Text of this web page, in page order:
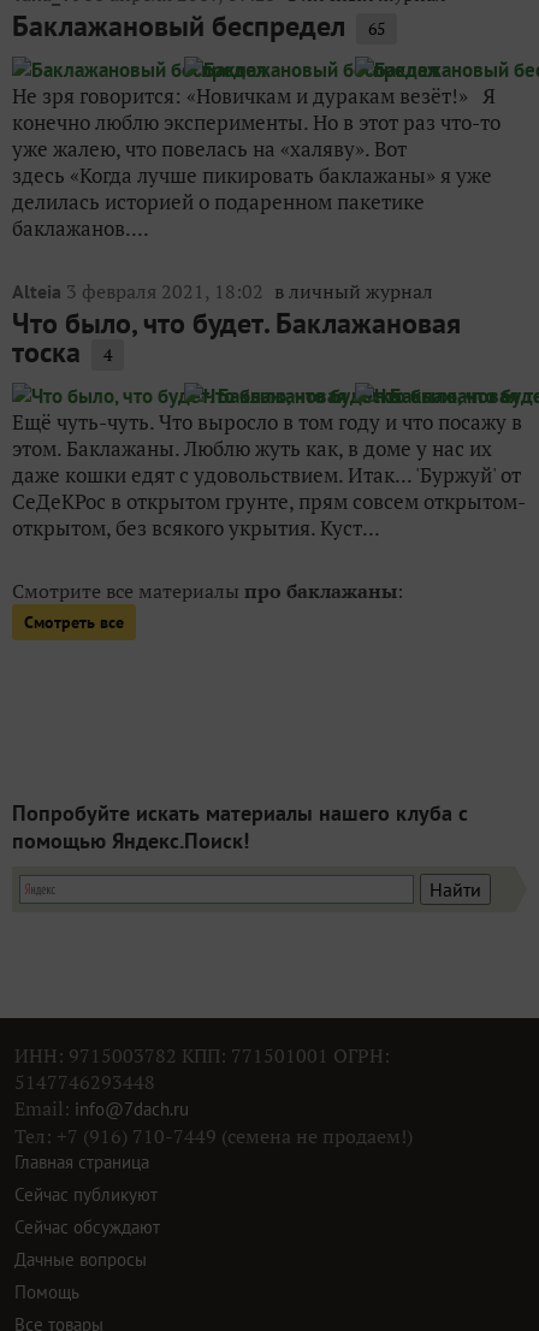
Баклажановый беспредел 65
Не зря говорится: «Новичкам и дуракам везёт!» Я
конечно люблю эксперименты. Но в этот раз что-то
уже жалею, что повелась на «халяву». Вот
здесь «Когда лучше пикировать баклажаны» я уже
делилась историей о подаренном пакетике
баклажанов....
Alteia 3 февраля 2021, 18:02 в личный журнал
Что было, что будет. Баклажановая
тоска 4
Ещё чуть-чуть. Что выросло в том году и что посажу в
этом. Баклажаны. Люблю жуть как, в доме у нас их
даже кошки едят с удовольствием. Итак... 'Буржуй' от
СеДеКРос в открытом грунте, прям совсем открытом-
открытом, без всякого укрытия. Куст...
Смотрите все материалы про баклажаны:
Смотреть все
Попробуйте искать материалы нашего клуба с
помощью Яндекс.Поиск!
ИНН: 9715003782 КПП: 771501001 ОГРН:
5147746293448
Email: info@7dach.ru
Тел: +7 (916) 710-7449 (семена не продаем!)
Главная страница
Сейчас публикуют
Сейчас обсуждают
Дачные вопросы
Помощь
Все товары